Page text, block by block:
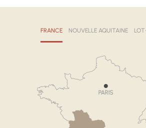
FRANCE NOUVELLE AQUITAINE